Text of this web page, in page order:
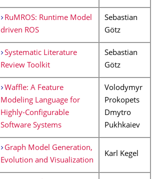
RuMROS: Runtime Model
driven ROS
Sebastian
Götz
Systematic Literature
Review Toolkit
Sebastian
Götz
Waffle: A Feature
Modeling Language for
Highly-Configurable
Software Systems
Volodymyr
Prokopets
Dmytro
Pukhkaiev
Graph Model Generation,
Evolution and Visualization
Karl Kegel